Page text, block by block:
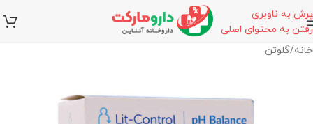
پرش به ناوبری
رفتن به محتوای اصلی
خانه/گلوتن